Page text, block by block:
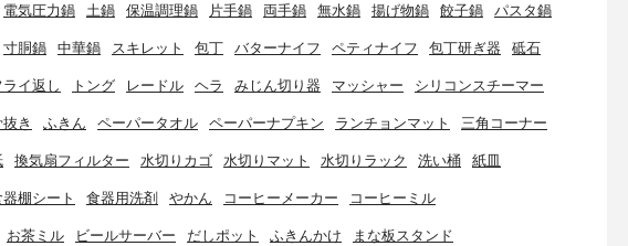
電気圧力鍋 土鍋 保温調理鍋 片手鍋 両手鍋 無水鍋 揚げ物鍋 餃子鍋 パスタ鍋
寸胴鍋 中華鍋 スキレット 包丁 バターナイフ ペティナイフ 包丁研ぎ器 砥石
ライ返し トング レードル ヘラ みじん切り器 マッシャー シリコンスチーマー
き ふきん ペーパータオル ペーパーナプキン ランチョンマット 三角コーナー
換気扇フィルター 水切りカゴ 水切りマット 水切りラック 洗い桶 紙皿
器棚シート 食器用洗剤 やかん コーヒーメーカー コーヒーミル
お茶ミル ビールサーバー だしポット ふきんかけ まな板スタンド